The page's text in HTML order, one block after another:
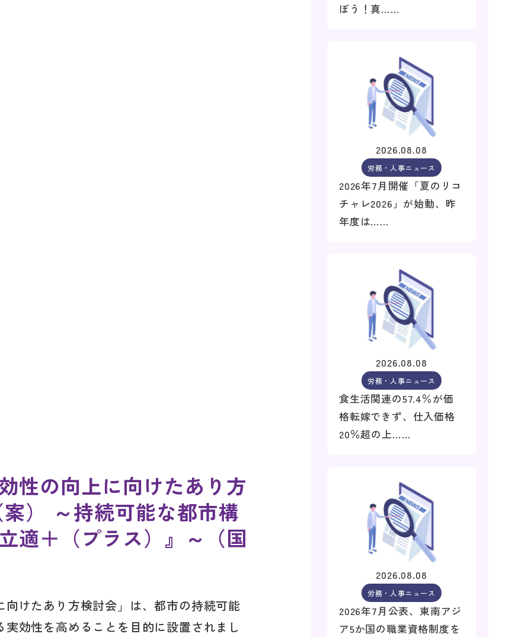
性の向上に向けたあり方
） ～持続可能な都市構
適＋（プラス）』～（国
けたあり方検討会」は、都市の持続可能
効性を高めることを目的に設置されまし
ぼう！真……
2026.08.08
労務・人事ニュース
2026年7月開催「夏のリコ
チャレ2026」が始動、昨
年度は……
2026.08.08
労務・人事ニュース
食生活関連の57.4％が価
格転嫁できず、仕入価格
20％超の上……
2026.08.08
労務・人事ニュース
2026年7月公表、東南アジ
ア5か国の職業資格制度を